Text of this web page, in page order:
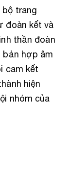
trang
đoàn kết và
thần đoàn
bản hợp âm
cam kết
hiện
nhóm của